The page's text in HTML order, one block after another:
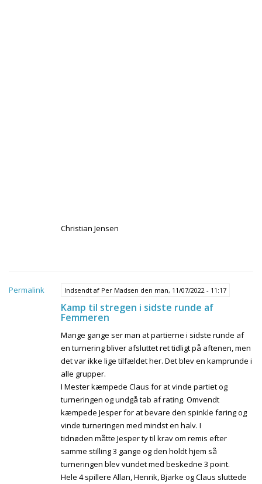
Christian Jensen
Permalink Indsendt af Per Madsen den man, 11/07/2022 - 11:17
Kamp til stregen i sidste runde af
Femmeren
Mange gange ser man at partierne i sidste runde af
en turnering bliver afsluttet ret tidligt på aftenen, men
det var ikke lige tilfældet her. Det blev en kamprunde i
alle grupper.
I Mester kæmpede Claus for at vinde partiet og
turneringen og undgå tab af rating. Omvendt
kæmpede Jesper for at bevare den spinkle føring og
vinde turneringen med mindst en halv. I
tidnøden måtte Jesper ty til krav om remis efter
samme stilling 3 gange og den holdt hjem så
turneringen blev vundet med beskedne 3 point.
Hele 4 spillere Allan, Henrik, Bjarke og Claus sluttede